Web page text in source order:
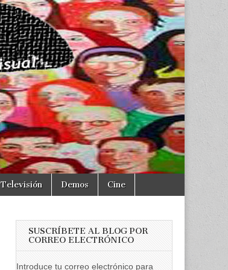
Televisión Demos Cine
SUSCRÍBETE AL BLOG POR
CORREO ELECTRÓNICO
Introduce tu correo electrónico para